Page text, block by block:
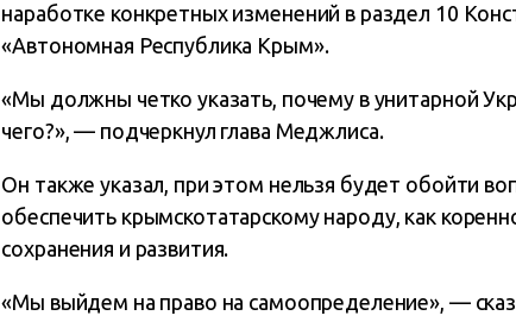
наработке конкретных изменений в раздел 10
«Автономная Республика Крым».
«Мы должны четко указать, почему в унитарной
чего?», — подчеркнул глава Меджлиса.
Он также указал, при этом нельзя будет обойти
обеспечить крымскотатарскому народу, как
сохранения и развития.
«Мы выйдем на право на самоопределение», —